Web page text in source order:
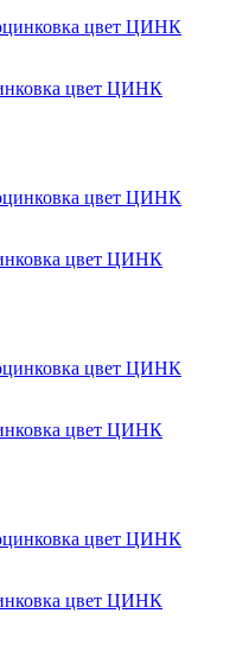
цвет ЦИНК
цвет ЦИНК
цвет ЦИНК
цвет ЦИНК